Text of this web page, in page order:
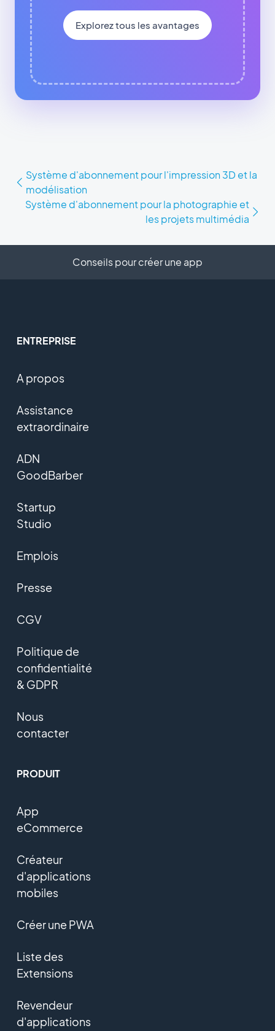
Explorez tous les avantages
Système d'abonnement pour l'impression 3D et la
modélisation
Système d'abonnement pour la photographie et
les projets multimédia
Conseils pour créer une app
ENTREPRISE
A propos
Assistance
extraordinaire
ADN
GoodBarber
Startup
Studio
Emplois
Presse
CGV
Politique de
confidentialité
& GDPR
Nous
contacter
PRODUIT
App
eCommerce
Créateur
d'applications
mobiles
Créer une PWA
Liste des
Extensions
Revendeur
d'applications